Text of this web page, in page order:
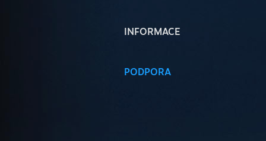
INFORMACE
PODPORA